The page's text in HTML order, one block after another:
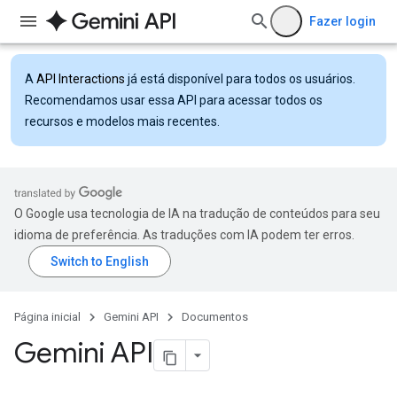
Fazer login
A API Interactions já está disponível para todos os usuários.
Recomendamos usar essa API para acessar todos os
recursos e modelos mais recentes.
O Google usa tecnologia de IA na tradução de conteúdos para seu
idioma de preferência. As traduções com IA podem ter erros.
Página inicial Gemini API Documentos
Gemini API